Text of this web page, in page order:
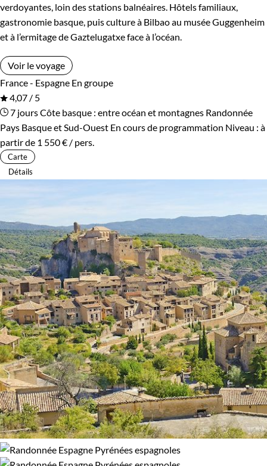
verdoyantes, loin des stations balnéaires. Hôtels familiaux,
gastronomie basque, puis culture à Bilbao au musée Guggenheim
et à l’ermitage de Gaztelugatxe face à l’océan.
Voir le voyage
France - Espagne En groupe
4,07 / 5
7 joursCôte basque : entre océan et montagnes Randonnée
Pays Basque et Sud-Ouest En cours de programmation Niveau : à
partir de 1 550 € / pers.
Carte
Détails